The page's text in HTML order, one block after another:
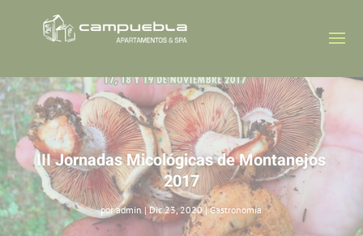
III Jornadas Micológicas de Montanejos
2017
poradmin |Dic 23, 2020|Gastronomía